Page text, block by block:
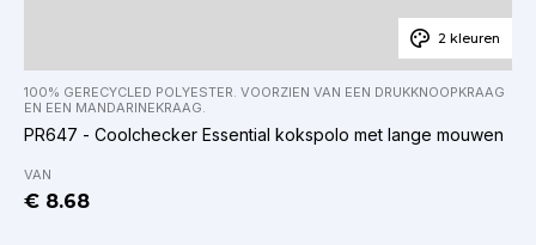
2 kleuren
100% GERECYCLED POLYESTER. VOORZIEN VAN EEN DRUKKNOOPKRAAG
EN EEN MANDARINEKRAAG.
PR647 - Coolchecker Essential kokspolo met lange mouwen
VAN
€ 8.68